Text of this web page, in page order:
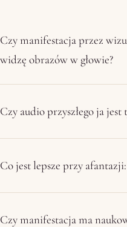
Czy manifestacja przez
widzę obrazów w głowie?
Czy audio przyszłego ja
Co jest lepsze przy
Czy manifestacja ma